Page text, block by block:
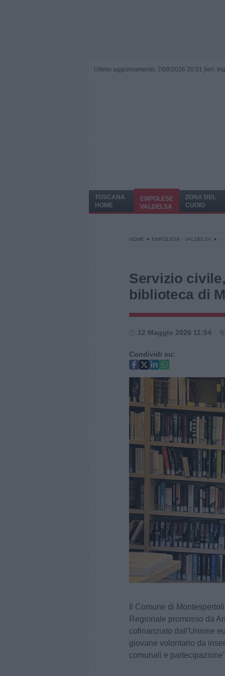
Ultimo aggiornamento: 7/08/2026 20:01 | ieri:
TOSCANA
HOME
EMPOLESE
VALDELSA
ZONA DEL
CUOIO
HOME EMPOLESE - VALDELSA
Servizio
biblioteca di
12 Maggio 2026 11:54
Condividi su:
Il Comune di
Regionale promosso da
cofinanziato dall'Unione
giovane volontario da
comunali e